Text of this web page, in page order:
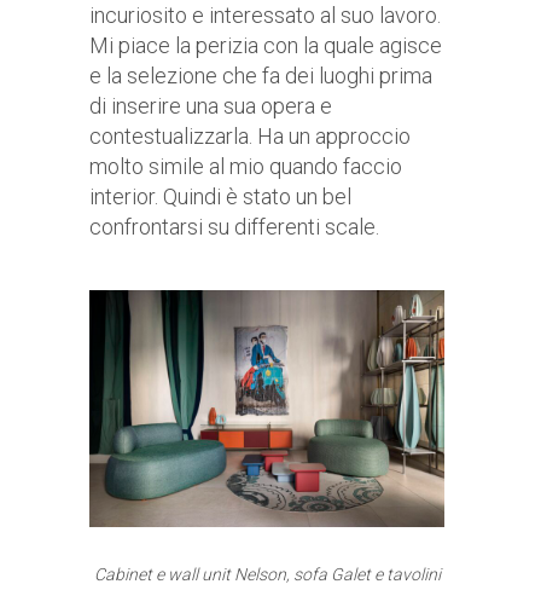
incuriosito e interessato al suo lavoro.
Mi piace la perizia con la quale agisce
e la selezione che fa dei luoghi prima
di inserire una sua opera e
contestualizzarla. Ha un approccio
molto simile al mio quando faccio
interior. Quindi è stato un bel
confrontarsi su differenti scale.
Cabinet e wall unit Nelson, sofa Galet e tavolini